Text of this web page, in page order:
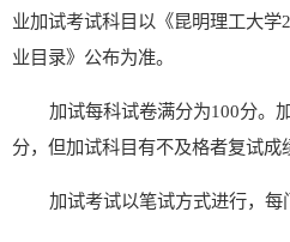
业加试考试科目以《昆明理工大学
业目录》公布为准。
加试每科试卷满分为100分。
分，但加试科目有不及格者复试成
加试考试以笔试方式进行，每